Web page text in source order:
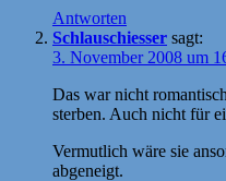
Antworten
Schlauschiesser sagt:
3. November 2008 um
Das war nicht
sterben. Auch nicht für
Vermutlich wäre sie
abgeneigt.